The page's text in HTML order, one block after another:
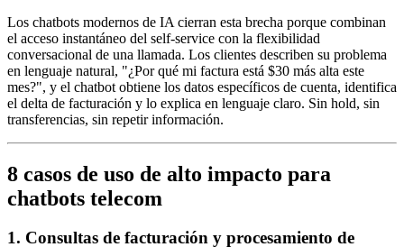
Los chatbots modernos de IA cierran esta brecha porque combinan
el acceso instantáneo del self-service con la flexibilidad
conversacional de una llamada. Los clientes describen su problema
en lenguaje natural, "¿Por qué mi factura está $30 más alta este
mes?", y el chatbot obtiene los datos específicos de cuenta, identifica
el delta de facturación y lo explica en lenguaje claro. Sin hold, sin
transferencias, sin repetir información.
8 casos de uso de alto impacto para
chatbots telecom
1. Consultas de facturación y procesamiento de